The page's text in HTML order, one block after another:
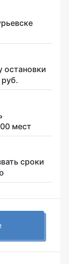
остановки
мест
сроки